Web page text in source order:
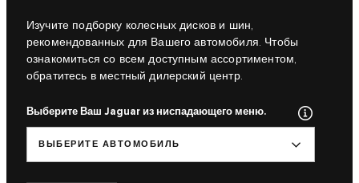
Изучите подборку колесных дисков и шин,
рекомендованных для Вашего автомобиля. Чтобы
ознакомиться со всем доступным ассортиментом,
обратитесь в местный дилерский центр.
Выберите Ваш Jaguar из ниспадающего меню.
ВЫБЕРИТЕ АВТОМОБИЛЬ